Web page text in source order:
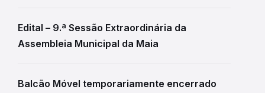
Edital – 9.ª Sessão Extraordinária da
Assembleia Municipal da Maia
Balcão Móvel temporariamente encerrado